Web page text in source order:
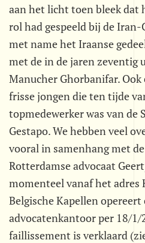
aan het licht toen bleek dat
rol had gespeeld bij de
met name het Iraanse
met de in de jaren zeventig
Manucher Ghorbanifar.
frisse jongen die ten tijde
topmedewerker was van de
Gestapo. We hebben veel
vooral in samenhang met
Rotterdamse advocaat
momenteel vanaf het adres
Belgische Kapellen opereert
advocatenkantoor per 18/
faillissement is verklaard